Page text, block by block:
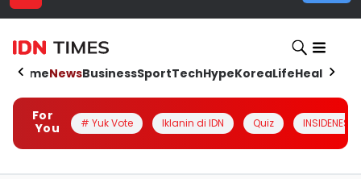
HomeNewsBusinessSportTechHypeKoreaLifeHealth
For
You
# Yuk Vote Iklanin di IDN Quiz INSIDENESIA